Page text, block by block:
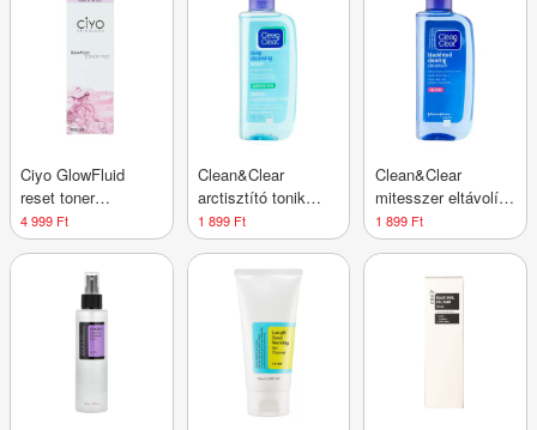
Ciyo GlowFluid
reset toner
arcpermet - 100 ml
4 999 Ft
Clean&Clear
arctisztító tonik
érzékeny bőrre -
200 ml
1 899 Ft
Clean&Clear
mitesszer eltávolító
tonik - 200 ml
1 899 Ft